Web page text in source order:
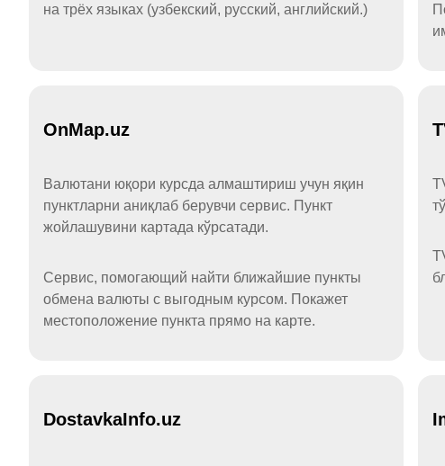
на трёх языках (узбекский, русский, английский.)
OnMap.uz
Валютани юқори курсда алмаштириш учун яқин
пунктларни аниқлаб берувчи сервис. Пункт
жойлашувини картада кўрсатади.
Сервис, помогающий найти ближайшие пункты
обмена валюты с выгодным курсом. Покажет
местоположение пункта прямо на карте.
DostavkaInfo.uz